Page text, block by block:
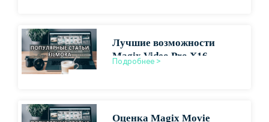
Лучшие возможности
Magix Video Pro X16
Подробнее >
Оценка Magix Movie